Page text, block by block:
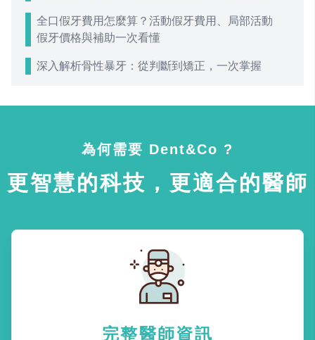
全口假牙費用怎麼算？活動假牙費用、局部活動
假牙價格與補助一次看懂
深入解析骨性暴牙：從判斷到矯正，一次掌握
為何需要 Dent&Co ?
更智慧的科技，更適合的醫師
完整醫師資訊